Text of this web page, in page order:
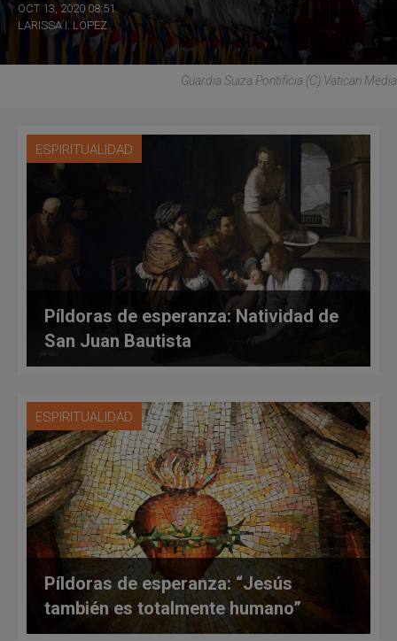
OCT 13, 2020 08:51
LARISSA I. LÓPEZ
Guardia Suiza Pontificia (C) Vatican Media
ESPIRITUALIDAD
Píldoras de esperanza: Natividad de
San Juan Bautista
ESPIRITUALIDAD
Píldoras de esperanza: “Jesús
también es totalmente humano”